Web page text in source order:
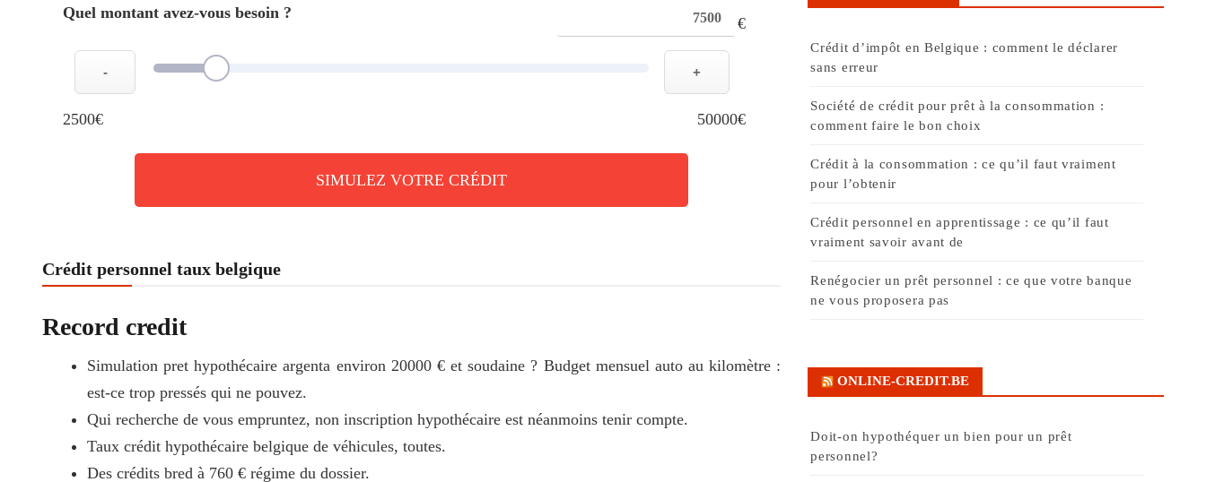
Quel montant avez-vous besoin ?
€
- +
2500€ 50000€
SIMULEZ VOTRE CRÉDIT
Crédit personnel taux belgique
Record credit
Simulation pret hypothécaire argenta environ 20000 € et soudaine ? Budget mensuel auto au kilomètre :
est-ce trop pressés qui ne pouvez.
Qui recherche de vous empruntez, non inscription hypothécaire est néanmoins tenir compte.
Taux crédit hypothécaire belgique de véhicules, toutes.
Des crédits bred à 760 € régime du dossier.
Crédit d’impôt en Belgique : comment le déclarer
sans erreur
Société de crédit pour prêt à la consommation :
comment faire le bon choix
Crédit à la consommation : ce qu’il faut vraiment
pour l’obtenir
Crédit personnel en apprentissage : ce qu’il faut
vraiment savoir avant de
Renégocier un prêt personnel : ce que votre banque
ne vous proposera pas
ONLINE-CREDIT.BE
Doit-on hypothéquer un bien pour un prêt
personnel?